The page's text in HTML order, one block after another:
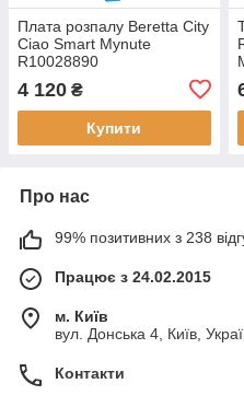
Плата розпалу Beretta City
Ciao Smart Mynute
R10028890
4 120 ₴
Купити
Про нас
99% позитивних з 238
Працює з 24.02.2015
м. Київ
вул. Донська 4, Київ,
Контакти